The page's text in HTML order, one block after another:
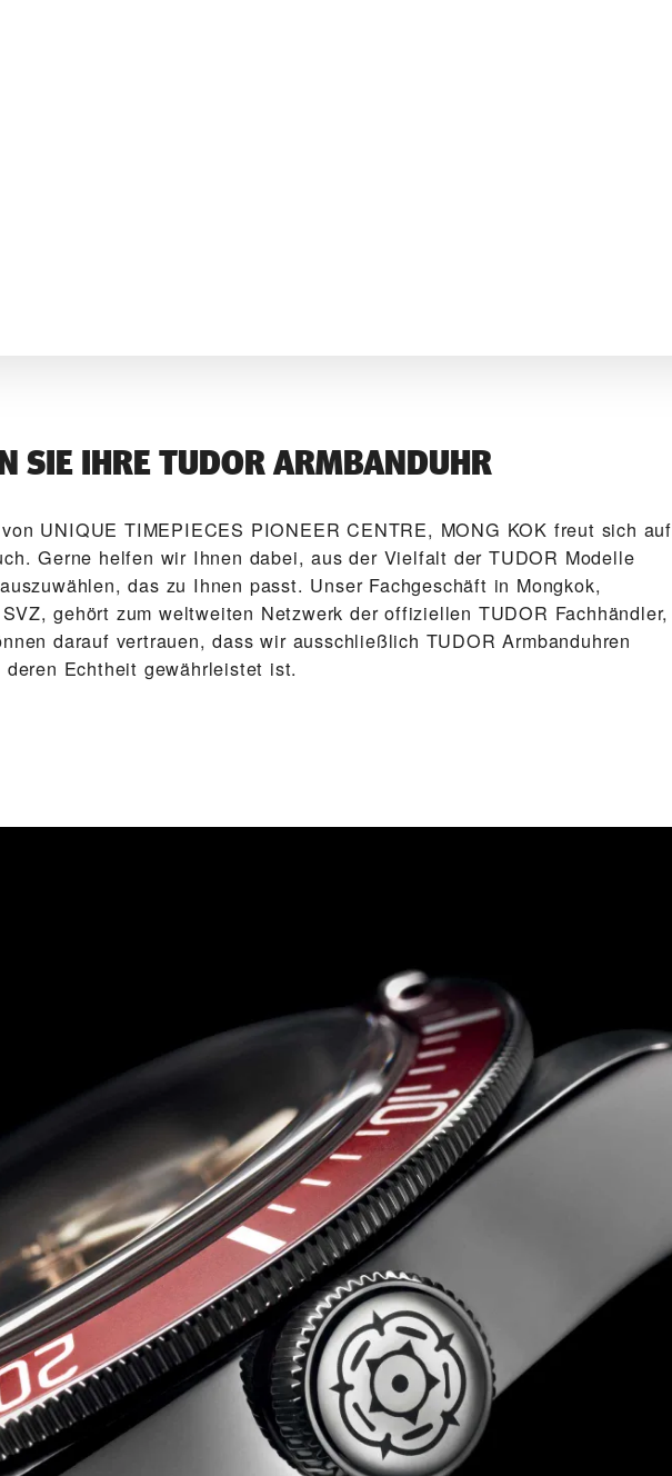
SIE IHRE TUDOR ARMBANDUHR
‭UNIQUE TIMEPIECES PIONEER CENTRE, MONG KOK‬ freut sich auf
Gerne helfen wir Ihnen dabei, aus der Vielfalt der TUDOR Modelle
das zu Ihnen passt. Unser Fach­geschäft in Mongkok,
gehört zum weltweiten Netzwerk der offiziellen TUDOR Fachhändler,
darauf vertrauen, dass wir ausschließlich TUDOR Arm­band­uhren
deren Echtheit gewährleistet ist.